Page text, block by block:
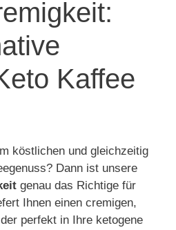
Kaffee
köstlichen und gleichzeitig
Dann ist unsere
genau das Richtige für
Ihnen einen cremigen,
perfekt in Ihre ketogene